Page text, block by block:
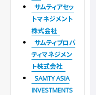
サムティアセッ
トマネジメント
株式会社
サムティプロパ
ティマネジメン
ト株式会社
SAMTY ASIA
INVESTMENTS